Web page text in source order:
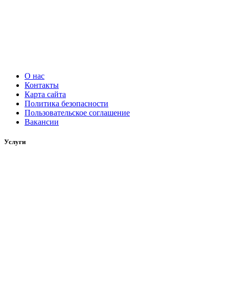
О нас
Контакты
Карта сайта
Политика безопасности
Пользовательское соглашение
Вакансии
Услуги